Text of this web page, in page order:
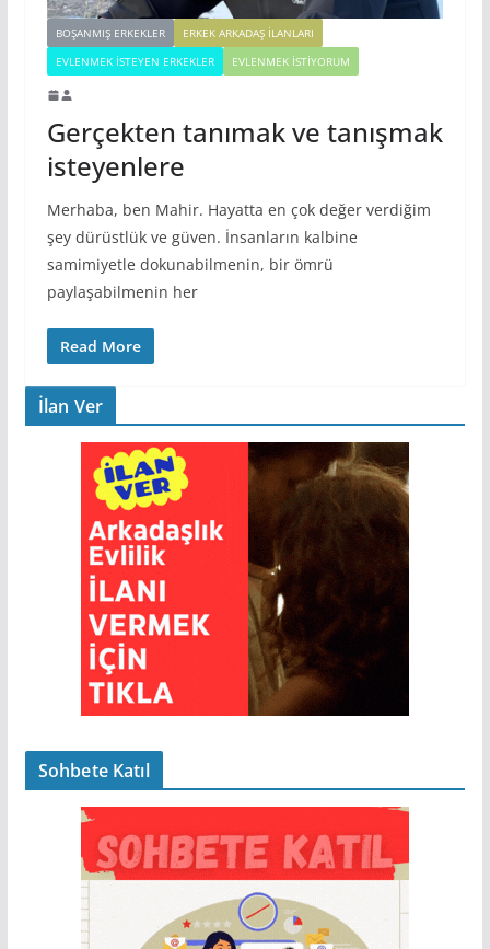
BOŞANMIŞ ERKEKLER
ERKEK ARKADAŞ ILANLARI
EVLENMEK İSTEYEN ERKEKLER
EVLENMEK İSTIYORUM
Gerçekten tanımak ve tanışmak
isteyenlere
Merhaba, ben Mahir. Hayatta en çok değer verdiğim
şey dürüstlük ve güven. İnsanların kalbine
samimiyetle dokunabilmenin, bir ömrü
paylaşabilmenin her
Read More
İlan Ver
Sohbete Katıl